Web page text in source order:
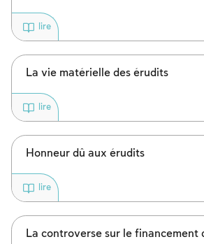
lire
La vie matérielle des érudits
lire
Honneur dû aux érudits
lire
La controverse sur le financement